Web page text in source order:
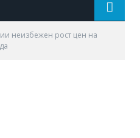
неизбежен рост цен на